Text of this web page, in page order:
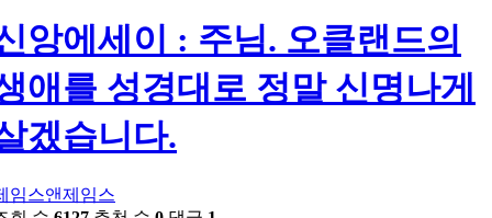
앙에세이 : 주님. 오클랜드의
애를 성경대로 정말 신명나게
겠습니다.
임스앤제임스